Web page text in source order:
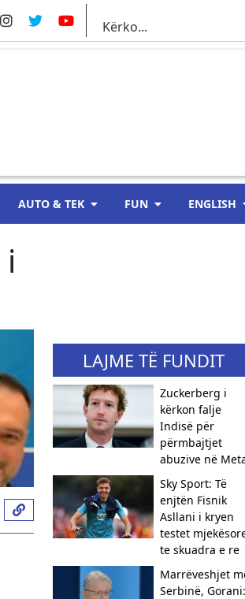
AUTO & TEK FUN ENGLISH
i
LAJME TË FUNDIT
Zuckerberg i
kërkon falje
Indisë për
përmbajtjet
abuzive në
Sky Sport: Të
enjtën Fisnik
Asllani i kryen
testet
te skuadra e re
Marrëveshjet
Serbinë, Gorani: